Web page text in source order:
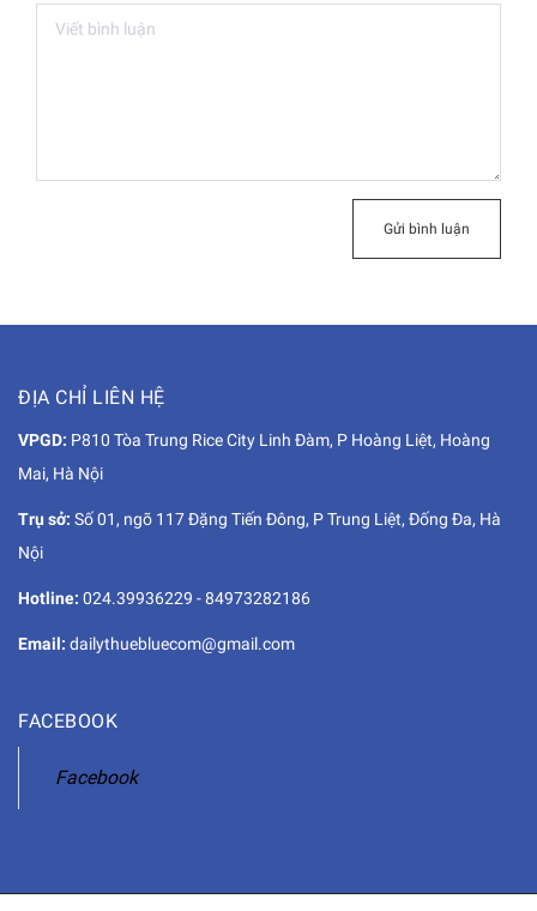
Gửi bình luận
ĐỊA CHỈ LIÊN HỆ
VPGD: P810 Tòa Trung Rice City Linh Đàm, P Hoàng Liệt, Hoàng
Mai, Hà Nội
Trụ sở: Số 01, ngõ 117 Đặng Tiến Đông, P Trung Liệt, Đống Đa, Hà
Nội
Hotline: 024.39936229 -84973282186
Email: dailythuebluecom@gmail.com
FACEBOOK
Facebook